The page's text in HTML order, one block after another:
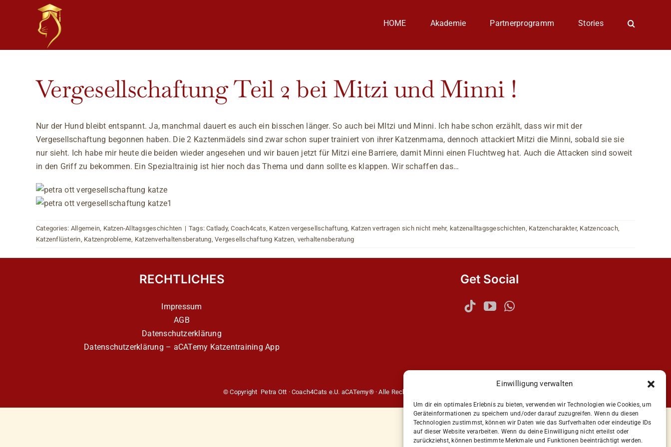
Einwilligung verwalten
Um dir ein optimales Erlebnis zu bieten, verwenden wir Technologien wie Cookies, um
Geräteinformationen zu speichern und/oder darauf zuzugreifen. Wenn du diesen
Technologien zustimmst, können wir Daten wie das Surfverhalten oder eindeutige IDs
auf dieser Website verarbeiten. Wenn du deine Einwilligung nicht erteilst oder
zurückziehst, können bestimmte Merkmale und Funktionen beeinträchtigt werden.
HOME Akademie Partnerprogramm Stories
Larger
Image
Vergesellschaftung Teil 2 bei Mitzi und Minni !
Nur der Hund bleibt entspannt. Ja, manchmal dauert es auch ein bisschen länger. So auch bei MItzi und Minni. Ich habe schon erzählt, dass wir mit der
Vergesellschaftung begonnen haben. Die 2 Kaztenmädels sind zwar schon super trainiert von ihrer Katzenmama, dennoch attackiert Mitzi die Minni, sobald sie sie
nur sieht. Ich habe mir heute die beiden wieder angesehen und wir bauen jetzt für Mitzi eine Barriere, damit Minni einen Fluchtweg hat. Auch die Attacken sind soweit
in den Griff zu bekommen. Ein Spezialtrainig ist hier noch das Thema und dann sollte es klappen. Wir schaffen das…
Categories: Allgemein, Katzen-Alltagsgeschichten | Tags:Catlady,Coach4cats, Katzen vergesellschaftung, Katzen vertragen sich nicht mehr, katzenalltagsgeschichten, Katzencharakter, Katzencoach,
Katzenflüsterin, Katzenprobleme, Katzenverhaltensberatung,Vergesellschaftung Katzen, verhaltensberatung
RECHTLICHES
Impressum
AGB
Datenschutzerklärung
Datenschutzerklärung – aCATemy Katzentraining App
Get Social
© Copyright Petra Ott · Coach4Cats e.U. aCATemy® · Alle Rechte vorbehalten